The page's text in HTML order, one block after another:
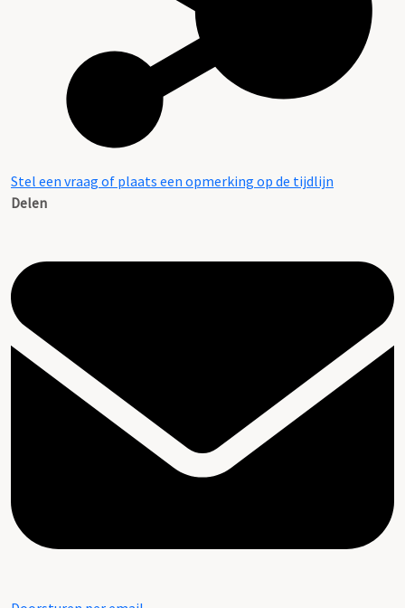
Stel een vraag of plaats een opmerking op de tijdlijn
Delen